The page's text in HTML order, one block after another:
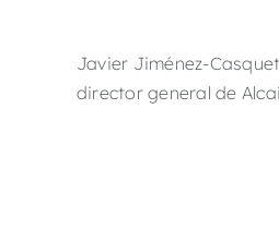
Javier Jiménez-
director general de